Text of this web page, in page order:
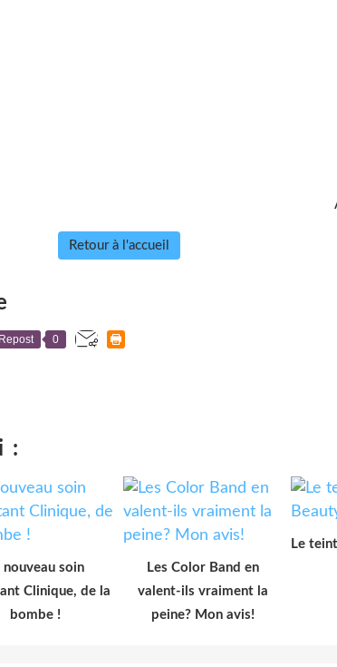
Retour à l'accueil
Repost 0
:
nouveau soin
Clinique, de la
bombe !
Les Color Band en
valent-ils vraiment la
peine? Mon avis!
Le